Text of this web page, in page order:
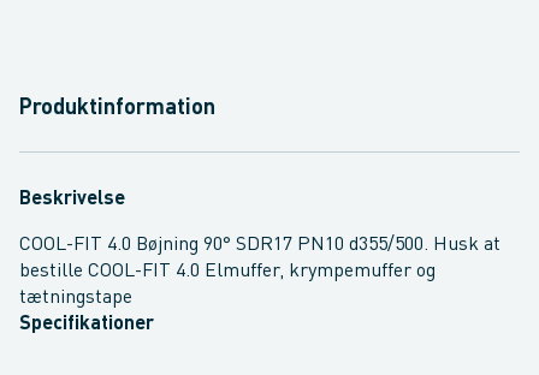
Produktinformation
Beskrivelse
COOL-FIT 4.0 Bøjning 90° SDR17 PN10 d355/500. Husk at
bestille COOL-FIT 4.0 Elmuffer, krympemuffer og
tætningstape
Specifikationer